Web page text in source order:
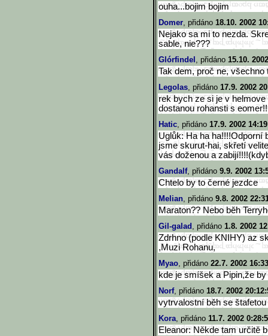
ouha...bojim bojim
Domer, přidáno 18.10. 2002
Nejako sa mi to nezda.
sable, nie???
Glórfindel , přidáno 15.10.
Tak dem, proč ne, všechno
Legolas, přidáno 17.9. 2002
rek bych ze si je v
dostanou rohansti s
Hatic, přidáno 17.9. 2002
Uglůk: Ha ha ha!!!!Odporní
jsme skurut-hai, skřetí
vás doženou a
Gandalf, přidáno 9.9. 2002
Chtelo by to černé jezdce
Melian, přidáno 9.8. 2002
Maraton?? Nebo běh
Gil-galad , přidáno 1.8. 2002
Zdrhno (podle KNIHY) az
,Muzi Rohanu,
Myao, přidáno 22.7. 2002
kde je smíšek a Pipin,že
Norf, přidáno 18.7. 2002
vytrvalostní běh se štafetou
Kora, přidáno 11.7. 2002
Eleanor: Někde tam určitě